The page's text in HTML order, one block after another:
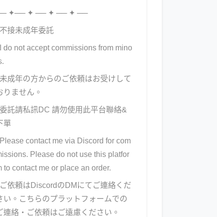
✦── ✦ ── ✦ ── ✦ ──
不接未成年委託
do not accept commissions from mino
成年の方からのご依頼はお受けして
りません。
託請私訊DC 請勿使用此平台聯絡&
單
contact me via Discord for com
Please do not use this platfor
to contact me or place an order.
依頼はDiscordのDMにてご連絡くだ
い。こちらのプラットフォームでの
連絡・ご依頼はご遠慮ください。